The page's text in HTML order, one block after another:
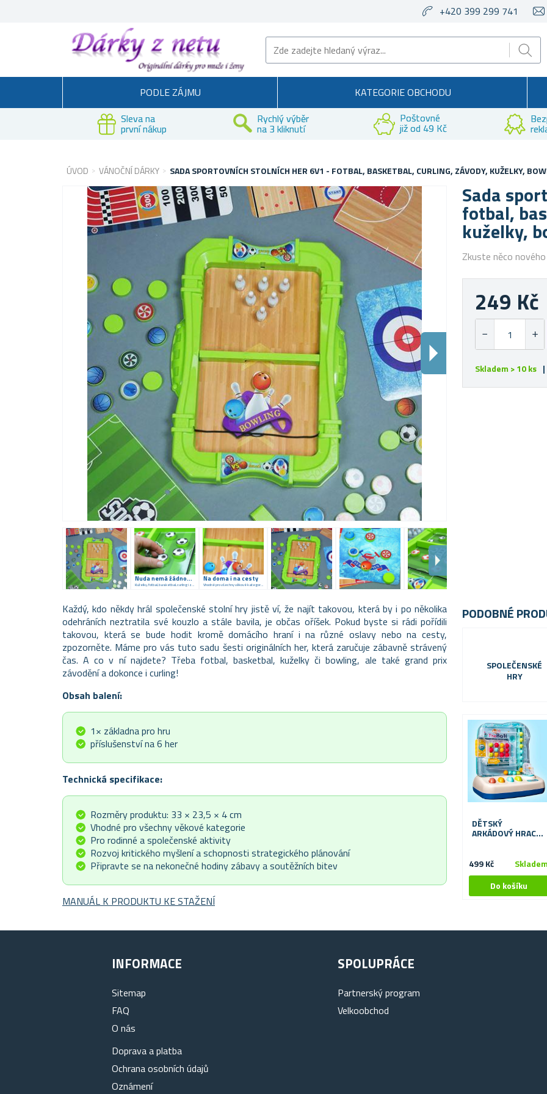
+420 399 299 741
PODLE ZÁJMU KATEGORIE OBCHODU
Sleva na
první nákup
Rychlý výběr
na 3 kliknutí
Poštovné
již od 49 Kč
ÚVOD VÁNOČNÍ DÁRKY SADA SPORTOVNÍCH STOLNÍCH HER 6V1 - FOTBAL, BASKETBAL, CURLING, ZÁVODY, KUŽELKY,
Sada
fotbal,
kuželky,
Nuda nemá žádnou šanci
Kuželky, fotbal, basketbal, curling i závodění
Na doma i na cesty
Vhodné pro všechny věkové kategorie
Zkuste něco
249 Kč
Skladem > 10 ks
Každý, kdo někdy hrál společenské stolní hry jistě ví, že najít takovou, která by i po několika
odehráních neztratila své kouzlo a stále bavila, je občas oříšek. Pokud byste si rádi pořídili
takovou, která se bude hodit kromě domácího hraní i na různé oslavy nebo na cesty,
zpozorněte. Máme pro vás tuto sadu šesti originálních her, která zaručuje zábavně strávený
čas. A co v ní najdete? Třeba fotbal, basketbal, kuželky či bowling, ale také grand prix
závodění a dokonce i curling!
Obsah balení:
1× základna pro hru
příslušenství na 6 her
Technická specifikace:
Rozměry produktu: 33 × 23,5 × 4 cm
Vhodné pro všechny věkové kategorie
Pro rodinné a společenské aktivity
Rozvoj kritického myšlení a schopnosti strategického plánování
Připravte se na nekonečné hodiny zábavy a soutěžních bitev
MANUÁL K PRODUKTU KE STAŽENÍ
PODOBNÉ
SPOLEČENSKÉ
HRY
DĚTSKÝ
ARKÁDOVÝ HRACÍ
BAREV
499 Kč
INFORMACE
Sitemap
FAQ
O nás
Doprava a platba
Ochrana osobních údajů
Oznámení
SPOLUPRÁCE
Partnerský program
Velkoobchod